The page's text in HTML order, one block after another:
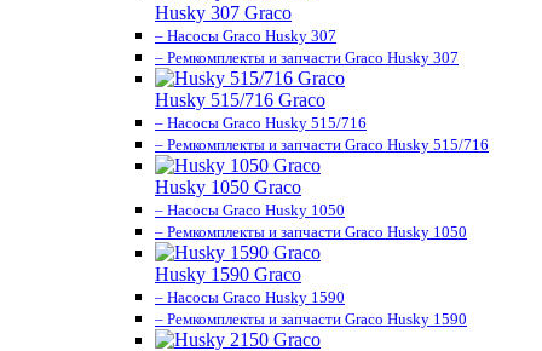
Husky 307 Graco
– Насосы Graco Husky 307
– Ремкомплекты и запчасти Graco Husky 307
Husky 515/716 Graco
– Насосы Graco Husky 515/716
– Ремкомплекты и запчасти Graco Husky 515/716
Husky 1050 Graco
– Насосы Graco Husky 1050
– Ремкомплекты и запчасти Graco Husky 1050
Husky 1590 Graco
– Насосы Graco Husky 1590
– Ремкомплекты и запчасти Graco Husky 1590